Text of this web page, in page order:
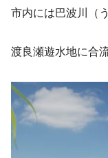
市内には巴波川（
渡良瀬遊水地に合